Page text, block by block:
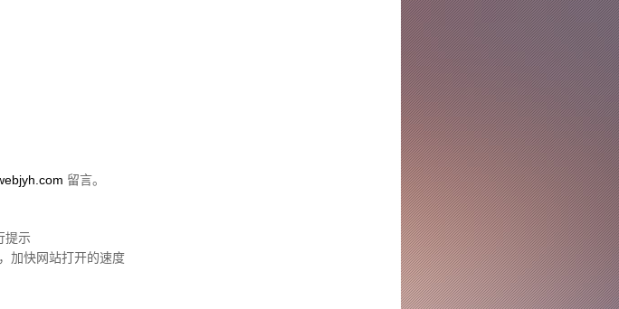
留言。
提示
加快网站打开的速度